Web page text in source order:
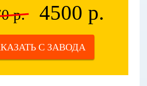
р. 4500 р.
С ЗАВОДА